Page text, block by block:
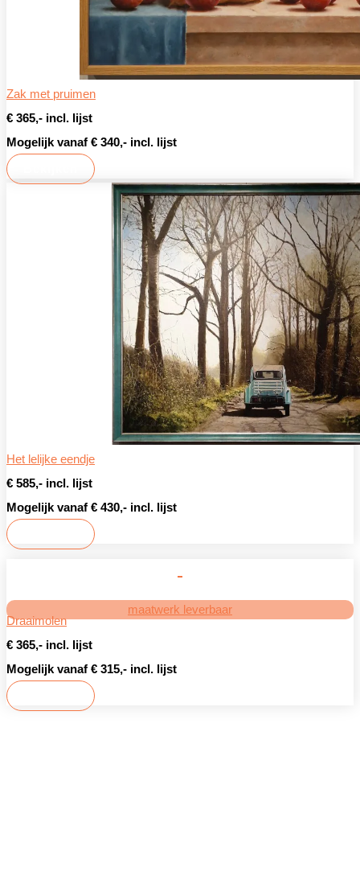
Zak met pruimen
€ 365,- incl. lijst
Mogelijk vanaf € 340,- incl. lijst
Het lelijke eendje
€ 585,- incl. lijst
Mogelijk vanaf € 430,- incl. lijst
maatwerk leverbaar
Draaimolen
€ 365,- incl. lijst
Mogelijk vanaf € 315,- incl. lijst